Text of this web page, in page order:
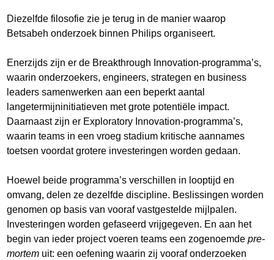
Diezelfde filosofie zie je terug in de manier waarop
Betsabeh onderzoek binnen Philips organiseert.
Enerzijds zijn er de Breakthrough Innovation-programma’s,
waarin onderzoekers, engineers, strategen en business
leaders samenwerken aan een beperkt aantal
langetermijninitiatieven met grote potentiële impact.
Daarnaast zijn er Exploratory Innovation-programma’s,
waarin teams in een vroeg stadium kritische aannames
toetsen voordat grotere investeringen worden gedaan.
Hoewel beide programma’s verschillen in looptijd en
omvang, delen ze dezelfde discipline. Beslissingen worden
genomen op basis van vooraf vastgestelde mijlpalen.
Investeringen worden gefaseerd vrijgegeven. En aan het
begin van ieder project voeren teams een zogenoemdepre-
mortem uit: een oefening waarin zij vooraf onderzoeken